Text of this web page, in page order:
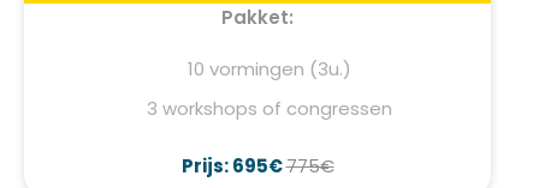
Pakket:
10 vormingen (3u.)
3 workshops of congressen
Prijs: 695€775€